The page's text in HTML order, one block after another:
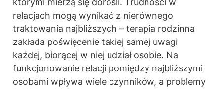
którymi mierzą się dorośli. Trudności w
relacjach mogą wynikać z nierównego
traktowania najbliższych – terapia rodzinna
zakłada poświęcenie takiej samej uwagi
każdej, biorącej w niej udział osobie. Na
funkcjonowanie relacji pomiędzy najbliższymi
osobami wpływa wiele czynników, a problemy